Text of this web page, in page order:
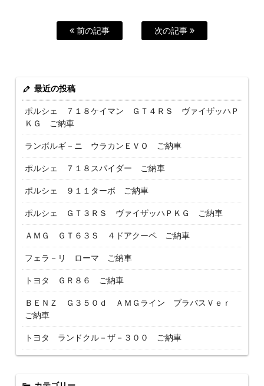
前の記事 次の記事
最近の投稿
ポルシェ ７１８ケイマン ＧＴ４ＲＳ ヴァイザッハＰ
ＫＧ ご納車
ランボルギ－ニ ウラカンＥＶＯ ご納車
ポルシェ ７１８スパイダー ご納車
ポルシェ ９１１ターボ ご納車
ポルシェ ＧＴ３ＲＳ ヴァイザッハＰＫＧ ご納車
ＡＭＧ ＧＴ６３Ｓ ４ドアクーペ ご納車
フェラ－リ ローマ ご納車
トヨタ ＧＲ８６ ご納車
ＢＥＮＺ Ｇ３５０ｄ ＡＭＧライン ブラバスＶｅｒ
ご納車
トヨタ ランドクル－ザ－３００ ご納車